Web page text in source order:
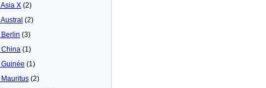
X (2)
(2)
(3)
(1)
(1)
Mauritus (2)